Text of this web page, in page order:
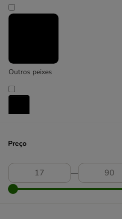
Best Nature
Cat Chow
Concept for Life
Cosma
Crave
Dogs'n Tiger
Outros peixes
Salmão
Preço
―